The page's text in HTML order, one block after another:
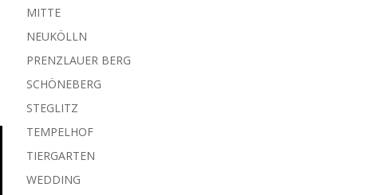
MITTE
NEUKÖLLN
PRENZLAUER BERG
SCHÖNEBERG
STEGLITZ
TEMPELHOF
TIERGARTEN
WEDDING